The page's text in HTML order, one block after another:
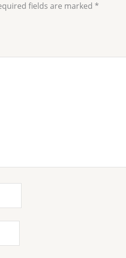
fields are marked *